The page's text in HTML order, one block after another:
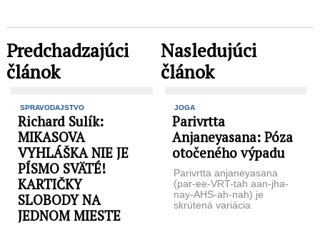
Predchadzajúci
článok
SPRAVODAJSTVO
Richard Sulík:
MIKASOVA
VYHLÁŠKA NIE JE
PÍSMO SVÄTÉ!
KARTIČKY
SLOBODY NA
JEDNOM MIESTE
Nasledujúci
článok
JOGA
Parivrtta
Anjaneyasana: Póza
otočeného výpadu
Parivrtta anjaneyasana
(par-ee-VRT-tah aan-jha-
nay-AHS-ah-nah) je
skrútená variácia